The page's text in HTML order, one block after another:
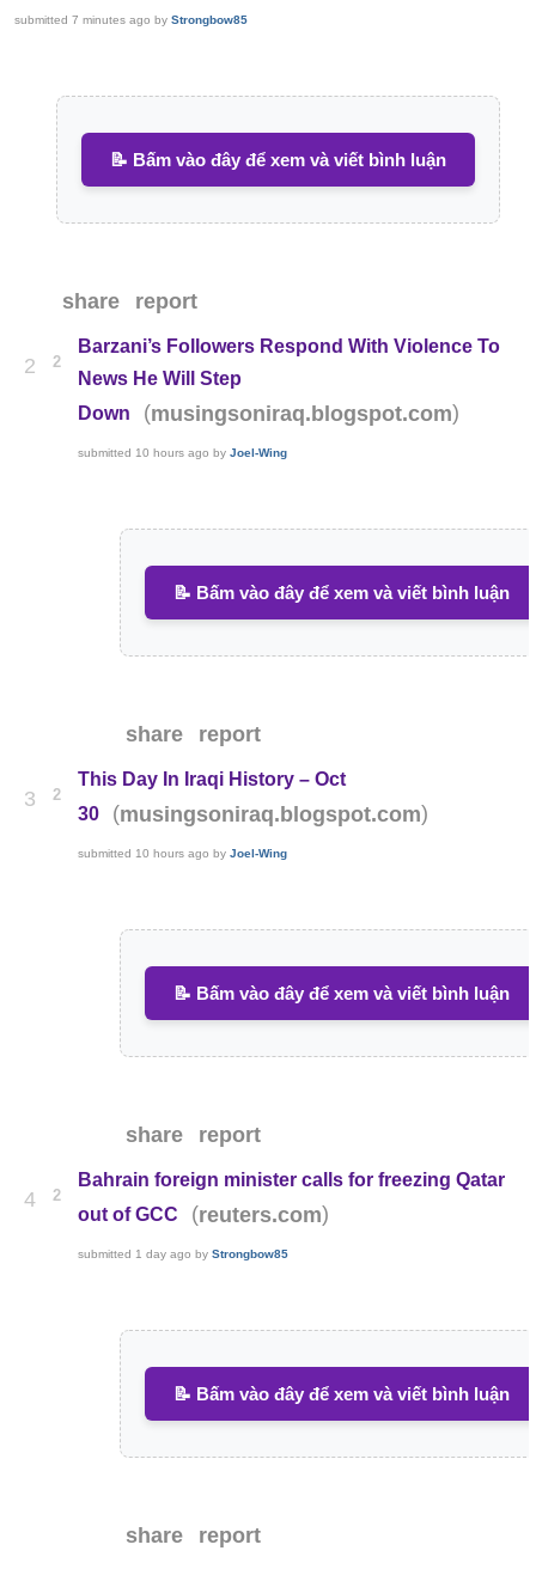
submitted 7 minutes ago by Strongbow85
📝 Bấm vào đây để xem và viết bình luận
share report
2 2
Barzani’s Followers Respond With Violence To
News He Will Step
Down
(musingsoniraq.blogspot.com)
submitted 10 hours ago byJoel-Wing
📝 Bấm vào đây để xem và viết bình luận
share report
3 2
This Day In Iraqi History – Oct
30
(musingsoniraq.blogspot.com)
submitted 10 hours ago byJoel-Wing
📝 Bấm vào đây để xem và viết bình luận
share report
4 2
Bahrain foreign minister calls for freezing Qatar
out of GCC
(reuters.com)
submitted 1 day ago byStrongbow85
📝 Bấm vào đây để xem và viết bình luận
share report